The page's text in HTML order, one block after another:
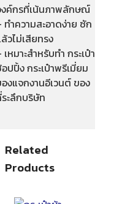
ค์กรที่เน้นภาพลักษณ์
ทำความสะอาดง่าย ซัก
วไม่เสียทรง
เหมาะสำหรับทำ กระเป๋า
ปปิ้ง กระเป๋าพรีเมี่ยม
งแจกงานอีเวนต์ ของ
ะลึกบริษัท
Related
Products